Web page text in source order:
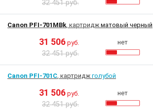
32 451 руб.
Canon PFI-701MBk, картридж матовый черный
31 506 руб.
32 451 руб.
нет
Canon PFI-701C, картридж голубой
31 506 руб.
32 451 руб.
нет